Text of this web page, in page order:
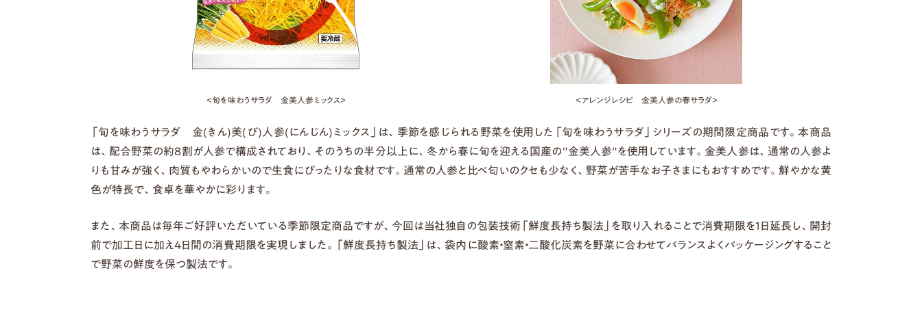
＜旬を味わうサラダ 金美人参ミックス＞ ＜アレンジレシピ 金美人参の春サラダ＞
「旬を味わうサラダ 金(きん)美(び)人参(にんじん)ミックス」は、季節を感じられる野菜を使用した「旬を味わうサラダ」シリーズの期間限定商品です。本商品
は、配合野菜の約8割が人参で構成されており、そのうちの半分以上に、冬から春に旬を迎える国産の"金美人参"を使用しています。金美人参は、通常の人参よ
りも甘みが強く、肉質もやわらかいので生食にぴったりな食材です。通常の人参と比べ匂いのクセも少なく、野菜が苦手なお子さまにもおすすめです。鮮やかな黄
色が特長で、食卓を華やかに彩ります。
また、本商品は毎年ご好評いただいている季節限定商品ですが、今回は当社独自の包装技術「鮮度長持ち製法」を取り入れることで消費期限を1日延長し、開封
前で加工日に加え4日間の消費期限を実現しました。「鮮度長持ち製法」は、袋内に酸素・窒素・二酸化炭素を野菜に合わせてバランスよくパッケージングすること
で野菜の鮮度を保つ製法です。